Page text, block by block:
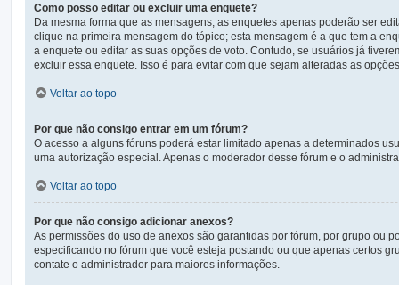
Como posso editar ou excluir uma enquete?
Da mesma forma que as mensagens, as enquetes apenas poderão ser
clique na primeira mensagem do tópico; esta mensagem é a que tem a
a enquete ou editar as suas opções de voto. Contudo, se usuários já
excluir essa enquete. Isso é para evitar com que sejam alteradas as
Voltar ao topo
Por que não consigo entrar em um fórum?
O acesso a alguns fóruns poderá estar limitado apenas a determinados
uma autorização especial. Apenas o moderador desse fórum e o
Voltar ao topo
Por que não consigo adicionar anexos?
As permissões do uso de anexos são garantidas por fórum, por grupo ou
especificando no fórum que você esteja postando ou que apenas certos
contate o administrador para maiores informações.